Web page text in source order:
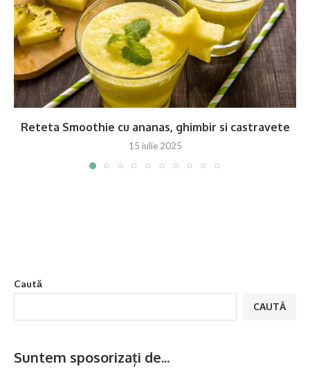
Reteta Smoothie cu ananas, ghimbir si castravete
15 iulie 2025
Caută
CAUTĂ
Suntem sposorizați de...